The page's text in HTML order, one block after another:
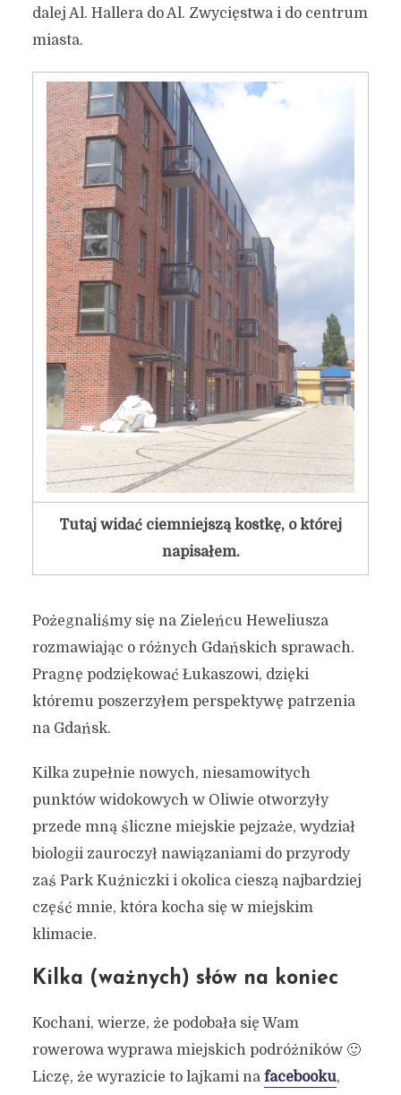
dalej Al. Hallera do Al. Zwycięstwa i do centrum
miasta.
Tutaj widać ciemniejszą kostkę, o której
napisałem.
Pożegnaliśmy się na Zieleńcu Heweliusza
rozmawiając o różnych Gdańskich sprawach.
Pragnę podziękować Łukaszowi, dzięki
któremu poszerzyłem perspektywę patrzenia
na Gdańsk.
Kilka zupełnie nowych, niesamowitych
punktów widokowych w Oliwie otworzyły
przede mną śliczne miejskie pejzaże, wydział
biologii zauroczył nawiązaniami do przyrody
zaś Park Kuźniczki i okolica cieszą najbardziej
część mnie, która kocha się w miejskim
klimacie.
Kilka (ważnych) słów na koniec
Kochani, wierze, że podobała się Wam
rowerowa wyprawa miejskich podróżników 🙂
Liczę, że wyrazicie to lajkami na facebooku,